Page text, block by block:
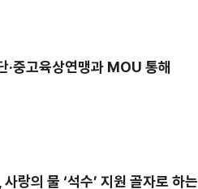
·중고육상연맹과 MOU 통해
사랑의 물 ‘석수’ 지원 골자로 하는